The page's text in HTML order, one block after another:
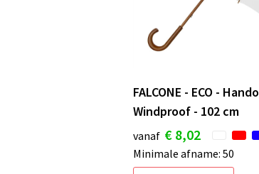
FALCONE - ECO -
Windproof - 102 cm
vanaf € 8,02
Minimale afname: 50